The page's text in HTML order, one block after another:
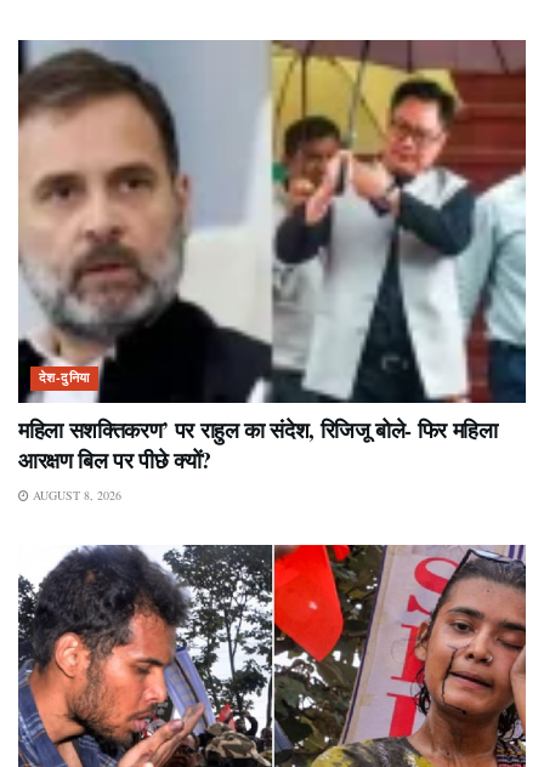
देश-दुनिया
महिला सशक्तिकरण’ पर राहुल का संदेश, रिजिजू बोले- फिर महिला
आरक्षण बिल पर पीछे क्यों?
AUGUST 8, 2026